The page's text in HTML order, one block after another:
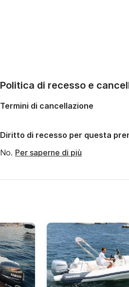
Politica di recesso e
Termini di cancellazione
Diritto di recesso per questa
No. Per saperne di più